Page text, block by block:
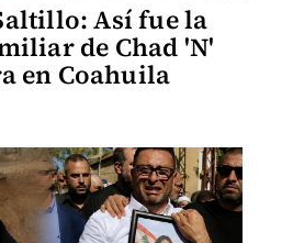
Así fue la
de Chad 'N'
en Coahuila